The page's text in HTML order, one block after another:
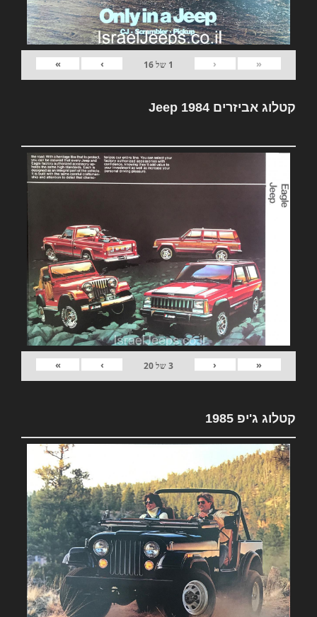
«
‹
1 של16
›
»
קטלוג אביזרים Jeep 1984
«
‹
3של20
›
»
קטלוג ג'יפ 1985